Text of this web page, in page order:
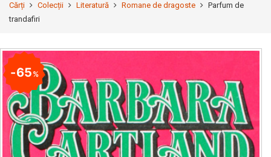
Cărți Colecții Literatură Romane de dragoste
Parfum de
trandafiri
65%